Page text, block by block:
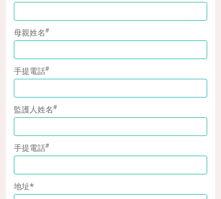
母親姓名#
手提電話#
監護人姓名#
手提電話#
地址*